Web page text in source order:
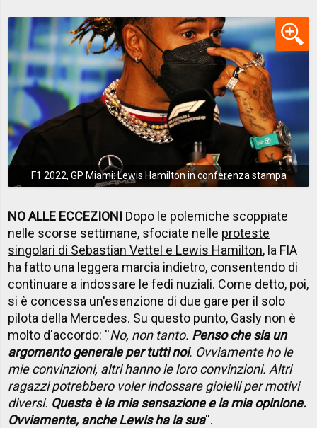
F1 2022, GP Miami: Lewis Hamilton in conferenza stampa
NO ALLE ECCEZIONI Dopo le polemiche scoppiate
nelle scorse settimane, sfociate nelle proteste
singolari di Sebastian Vettel e Lewis Hamilton, la FIA
ha fatto una leggera marcia indietro, consentendo di
continuare a indossare le fedi nuziali. Come detto, poi,
si è concessa un'esenzione di due gare per il solo
pilota della Mercedes. Su questo punto, Gasly non è
molto d'accordo: ''No, non tanto. Penso che sia un
argomento generale per tutti noi. Ovviamente ho le
mie convinzioni, altri hanno le loro convinzioni. Altri
ragazzi potrebbero voler indossare gioielli per motivi
diversi. Questa è la mia sensazione e la mia opinione.
Ovviamente, anche Lewis ha la sua''.